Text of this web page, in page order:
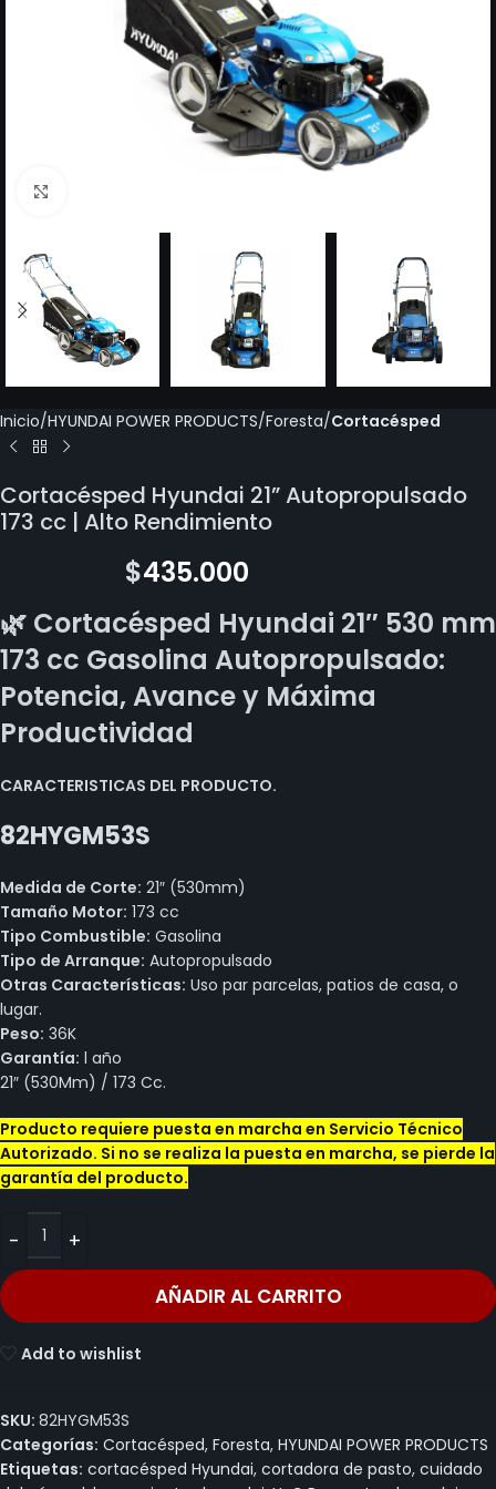
Inicio HYUNDAI POWER PRODUCTS Foresta Cortacésped
Cortacésped Hyundai 21” Autopropulsado
173 cc | Alto Rendimiento
$435.000
🌿 Cortacésped Hyundai 21″ 530 mm
173 cc Gasolina Autopropulsado:
Potencia, Avance y Máxima
Productividad
CARACTERISTICAS DEL PRODUCTO.
82HYGM53S
Medida de Corte: 21″ (530mm)
Tamaño Motor: 173 cc
Tipo Combustible: Gasolina
Tipo de Arranque: Autopropulsado
Otras Características: Uso par parcelas, patios de casa, o
lugar.
Peso: 36K
Garantía: l año
21″ (530Mm) / 173 Cc.
Producto requiere puesta en marcha en Servicio Técnico
Autorizado. Si no se realiza la puesta en marcha, se pierde la
garantía del producto.
AÑADIR AL CARRITO
Add to wishlist
SKU: 82HYGM53S
Categorías: Cortacésped, Foresta, HYUNDAI POWER PRODUCTS
Etiquetas: cortacésped Hyundai, cortadora de pasto, cuidado